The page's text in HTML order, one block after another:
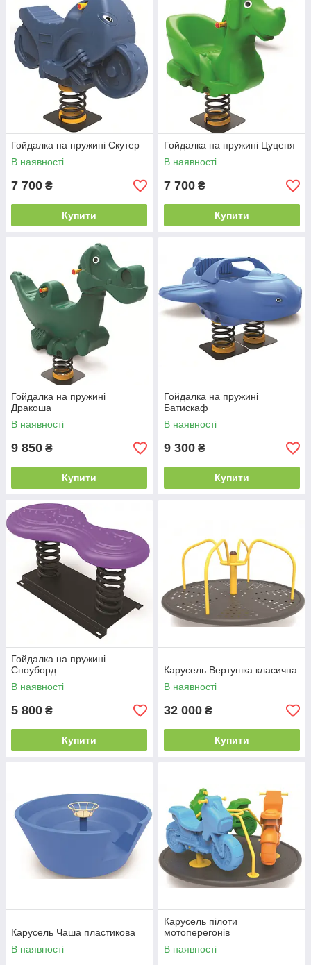
Гойдалка на пружині Скутер
В наявності
7 700 ₴
Купити
Гойдалка на пружині Цуценя
В наявності
7 700 ₴
Купити
Гойдалка на пружині
Дракоша
В наявності
9 850 ₴
Купити
Гойдалка на пружині
Батискаф
В наявності
9 300 ₴
Купити
Гойдалка на пружині
Сноуборд
В наявності
5 800 ₴
Купити
Карусель Вертушка класична
В наявності
32 000 ₴
Купити
Карусель Чаша пластикова
В наявності
Карусель пілоти
мотоперегонів
В наявності